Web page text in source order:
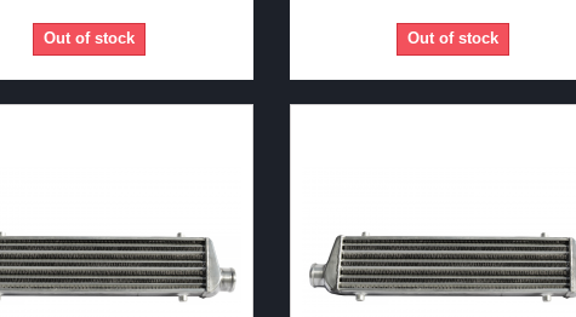
Out of stock Out of stock